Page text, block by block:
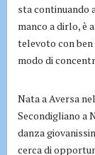
sta continuando
manco a dirlo, è
televoto con ben
modo di
Nata a Aversa
Secondigliano a
danza
cerca di